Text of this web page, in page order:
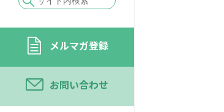
メルマガ登録
お問い合わせ